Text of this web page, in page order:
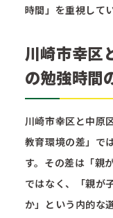
時間」を重視して
川崎市幸区
の勉強時間
川崎市幸区と中原
教育環境の差」で
す。その差は「親
ではなく、「親が
か」という内的な